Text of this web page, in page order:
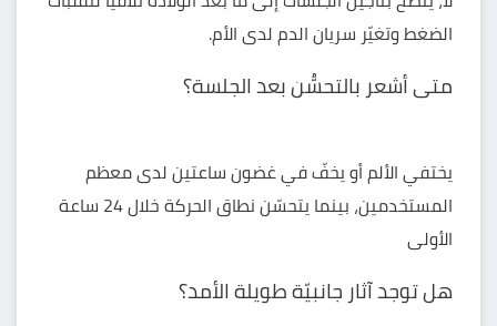
الضغط وتغيّر سريان الدم لدى الأم.
متى أشعر بالتحسُّن بعد الجلسة؟
يختفي الألم أو يخفّ في غضون ساعتين لدى معظم
المستخدمين، بينما يتحسّن نطاق الحركة خلال 24 ساعة
الأولى
هل توجد آثار جانبيّة طويلة الأمد؟